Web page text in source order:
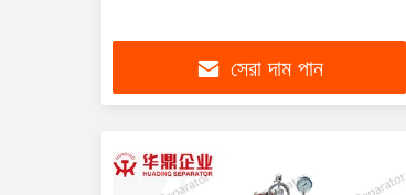
সেরা দাম পান